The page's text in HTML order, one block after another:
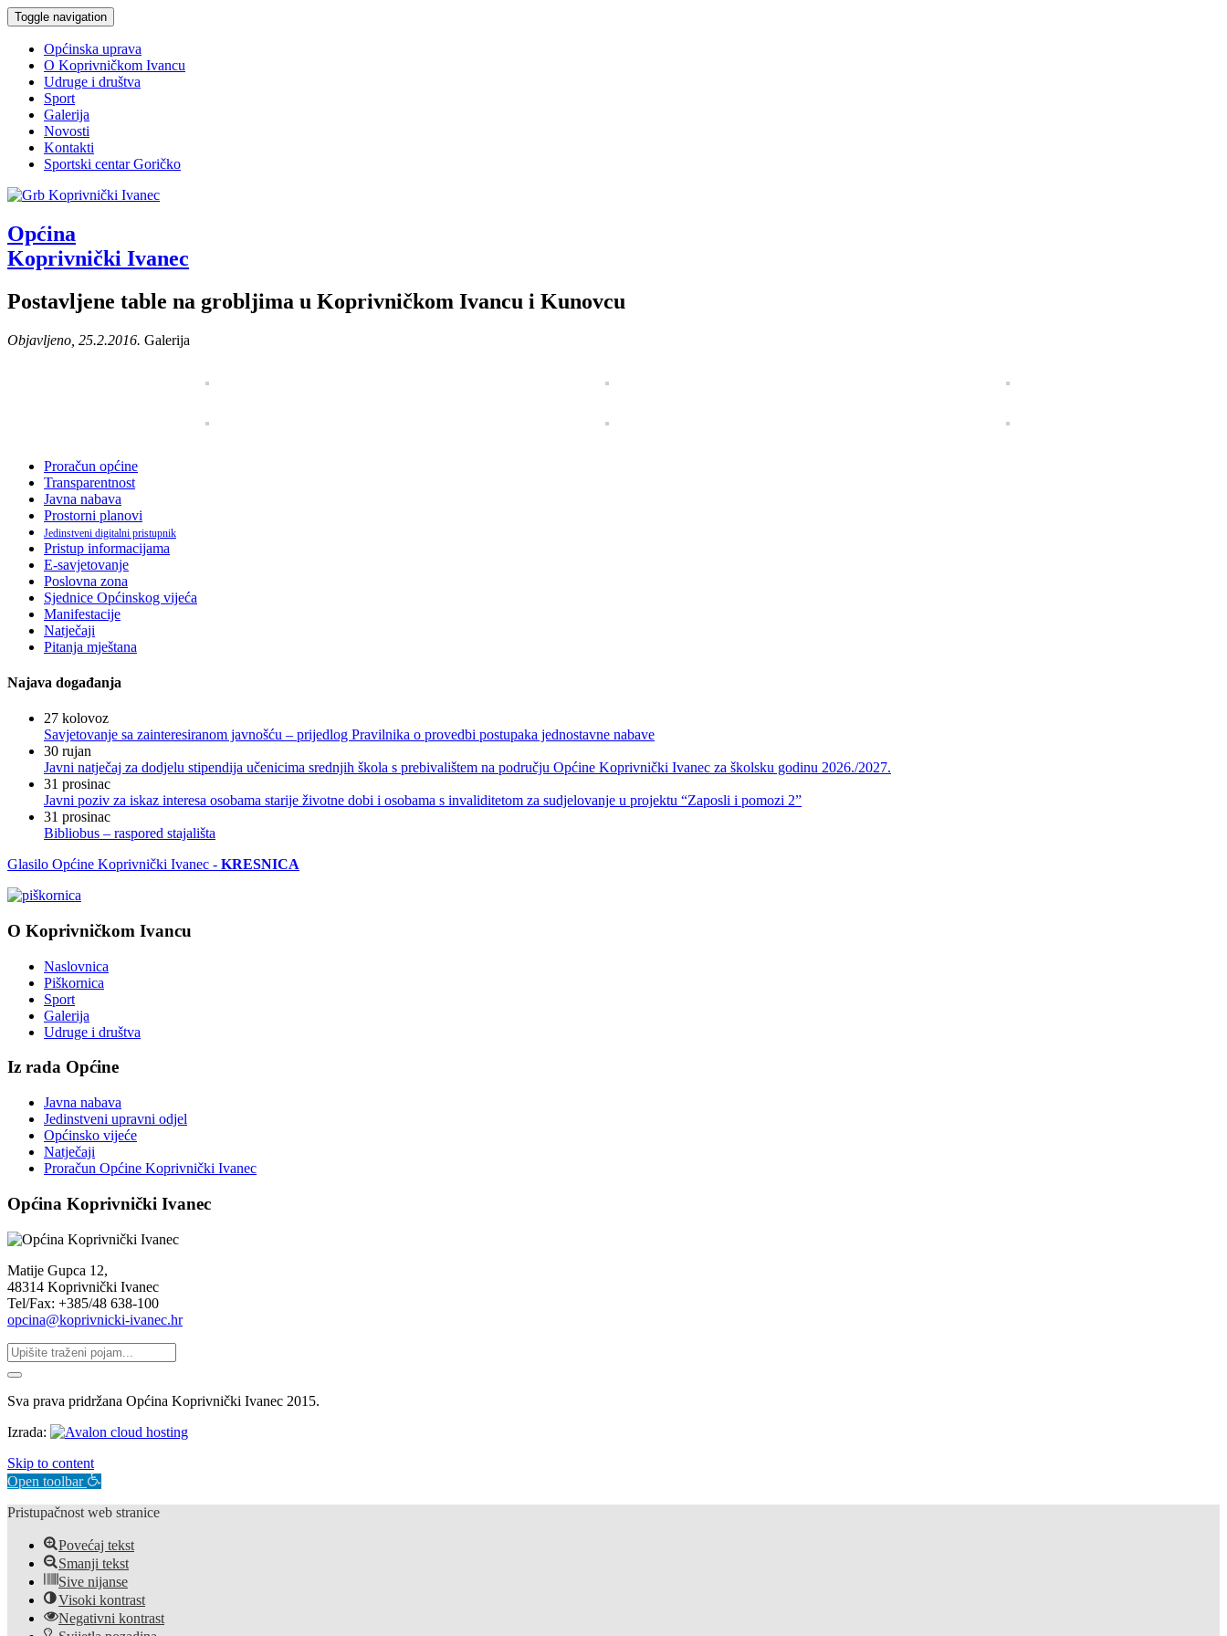
Toggle navigation
Općinska uprava
O Koprivničkom Ivancu
Udruge i društva
Sport
Galerija
Novosti
Kontakti
Sportski centar Goričko
Općina
Koprivnički Ivanec
Postavljene table na grobljima u Koprivničkom Ivancu i Kunovcu
Objavljeno, 25.2.2016. Galerija
Proračun općine
Transparentnost
Javna nabava
Prostorni planovi
Jedinstveni digitalni pristupnik
Pristup informacijama
E-savjetovanje
Poslovna zona
Sjednice Općinskog vijeća
Manifestacije
Natječaji
Pitanja mještana
Najava događanja
27 kolovoz
Savjetovanje sa zainteresiranom javnošću – prijedlog Pravilnika o provedbi postupaka jednostavne nabave
30 rujan
Javni natječaj za dodjelu stipendija učenicima srednjih škola s prebivalištem na području Općine Koprivnički Ivanec za školsku godinu 2026./2027.
31 prosinac
Javni poziv za iskaz interesa osobama starije životne dobi i osobama s invaliditetom za sudjelovanje u projektu “Zaposli i pomozi 2”
31 prosinac
Bibliobus – raspored stajališta
Glasilo Općine Koprivnički Ivanec - KRESNICA
O Koprivničkom Ivancu
Naslovnica
Piškornica
Sport
Galerija
Udruge i društva
Iz rada Općine
Javna nabava
Jedinstveni upravni odjel
Općinsko vijeće
Natječaji
Proračun Općine Koprivnički Ivanec
Općina Koprivnički Ivanec
Matije Gupca 12,
48314 Koprivnički Ivanec
Tel/Fax: +385/48 638-100
opcina@koprivnicki-ivanec.hr
Sva prava pridržana Općina Koprivnički Ivanec 2015.
Izrada:
Skip to content
Open toolbar
Pristupačnost web stranice
Povećaj tekst
Smanji tekst
Sive nijanse
Visoki kontrast
Negativni kontrast